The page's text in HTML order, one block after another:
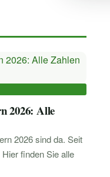
2026: Alle
2026 sind da. Seit
finden Sie alle